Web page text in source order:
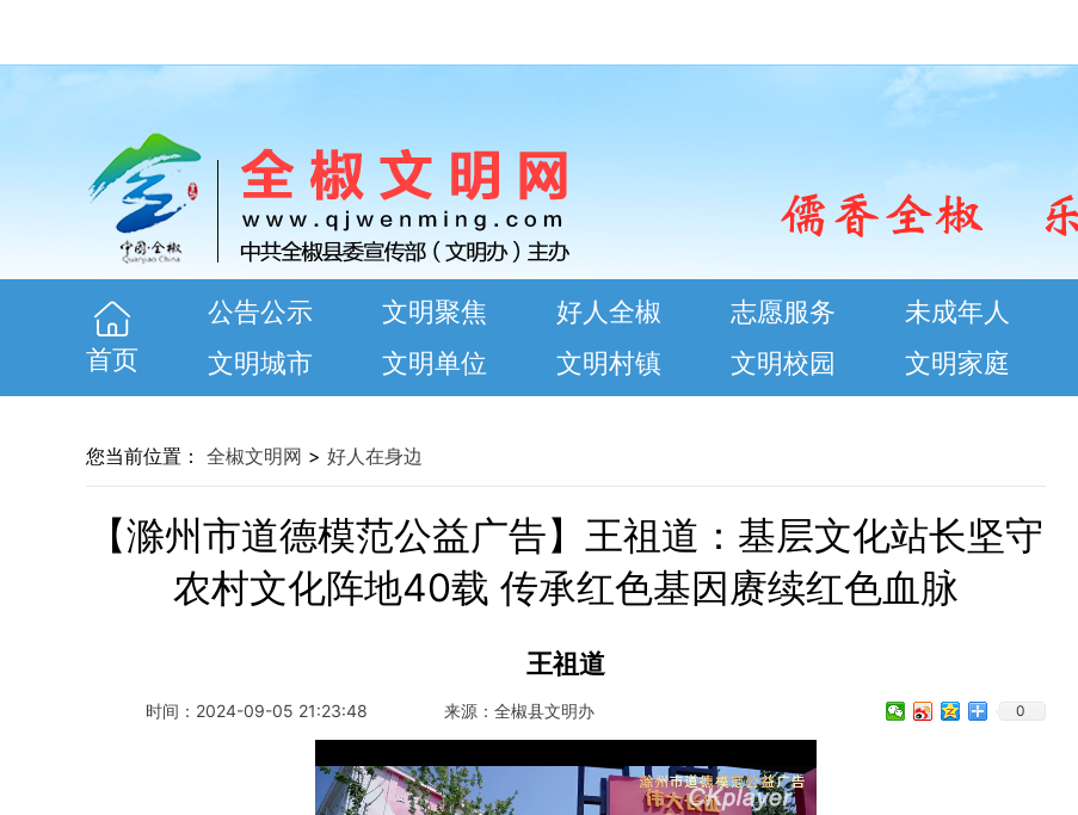
首页
公告公示
文明城市
文明聚焦
文明单位
好人全椒
文明村镇
志愿服务
文明校园
未成年人
文明家庭
您当前位置： 全椒文明网 > 好人在身边
【滁州市道德模范公益广告】王祖道：基层文化站长坚守
农村文化阵地40载 传承红色基因赓续红色血脉
王祖道
时间： 2024-09-05 21:23:48 来源： 全椒县文明办 0